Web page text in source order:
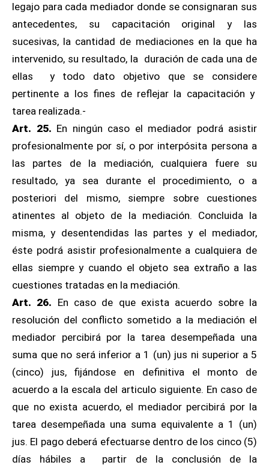
legajo para cada mediador donde se consignaran sus
antecedentes, su capacitación original y las
sucesivas, la cantidad de mediaciones en la que ha
intervenido, su resultado, la duración de cada una de
ellas y todo dato objetivo que se considere
pertinente a los fines de reflejar la capacitación y
tarea realizada.-
Art. 25. En ningún caso el mediador podrá asistir
profesionalmente por sí, o por interpósita persona a
las partes de la mediación, cualquiera fuere su
resultado, ya sea durante el procedimiento, o a
posteriori del mismo, siempre sobre cuestiones
atinentes al objeto de la mediación. Concluida la
misma, y desentendidas las partes y el mediador,
éste podrá asistir profesionalmente a cualquiera de
ellas siempre y cuando el objeto sea extraño a las
cuestiones tratadas en la mediación.
Art. 26. En caso de que exista acuerdo sobre la
resolución del conflicto sometido a la mediación el
mediador percibirá por la tarea desempeñada una
suma que no será inferior a 1 (un) jus ni superior a 5
(cinco) jus, fijándose en definitiva el monto de
acuerdo a la escala del articulo siguiente. En caso de
que no exista acuerdo, el mediador percibirá por la
tarea desempeñada una suma equivalente a 1 (un)
jus. El pago deberá efectuarse dentro de los cinco (5)
días hábiles a partir de la conclusión de la